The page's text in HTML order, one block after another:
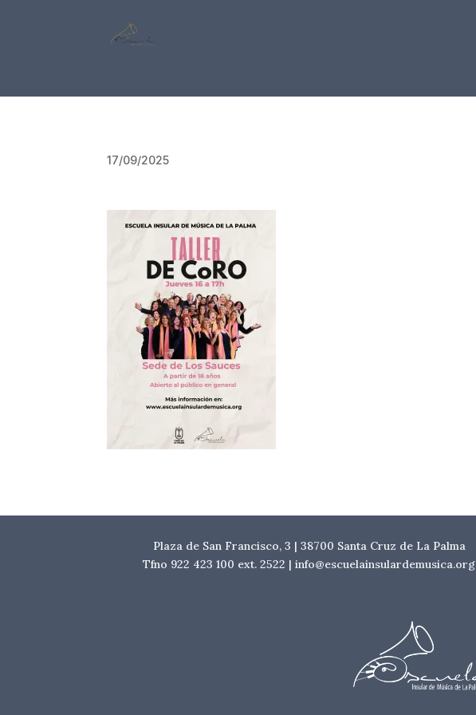
17/09/2025
Plaza de San Francisco, 3 | 38700 Santa Cruz de La Palma
Tfno 922 423 100 ext. 2522 | info@escuelainsulardemusica.org